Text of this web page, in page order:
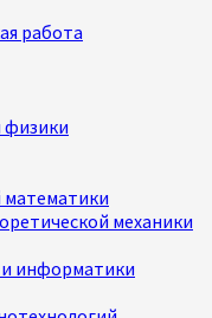
работа
физики
механики
информатики